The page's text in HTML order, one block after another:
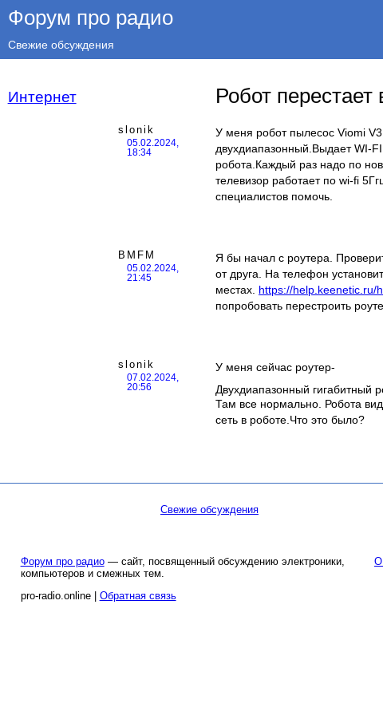
Форум про радио
Свежие обсуждения
Интернет Робот перестает
slonik
05.02.2024,
18:34
У меня робот пылесос Viomi
двухдиапазонный.Выдает WI-
робота.Каждый раз надо по
телевизор работает по wi-fi
специалистов помочь.
BMFM
05.02.2024,
21:45
Я бы начал с роутера.
от друга. На телефон
местах. https://help.keenetic.ru/
попробовать перестроить
slonik
07.02.2024,
20:56
У меня сейчас роутер-
Двухдиапазонный гигабитный
Там все нормально. Робота
сеть в роботе.Что это было?
Свежие обсуждения
Форум про радио— сайт, посвященный обсуждению электроники,
компьютеров и смежных тем.
pro-radio.online | Обратная связь
О